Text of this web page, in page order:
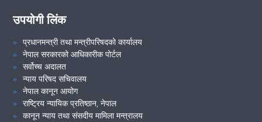
२१औं निजामती सेवा दिवस, २०८१ शुभकामना आदान-प्रदान समारोह तथा कदर
पत्र वितरण कार्यक्रम ।
VIEW ALL
उपयोगी लिंक
प्रधानमन्त्री तथा मन्त्रीपरिषदको कार्यालय
नेपाल सरकारको आधिकारीक पोर्टल
सर्वोच्च अदालत
न्याय परिषद सचिवालय
नेपाल कानून आयोग
राष्ट्रिय न्यायिक प्रतिष्ठान, नेपाल
कानून न्याय तथा संसदीय मामिला मन्त्रालय